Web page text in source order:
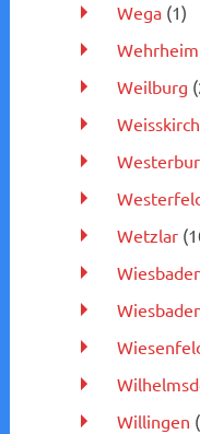
Wega(1)
Wehrheim
Weilburg
Wetzlar
Willingen